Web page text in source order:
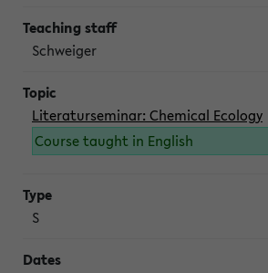
Schweiger
Literaturseminar: Chemical Ecology
Course taught in English
S